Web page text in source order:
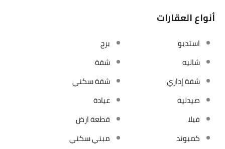
أنواع العقارات
استديو
برج
شاليه
شقة
شقة إداري
شقة سكني
صيدلية
عيادة
فيلا
قطعة ارض
كمبوند
مبني سكني